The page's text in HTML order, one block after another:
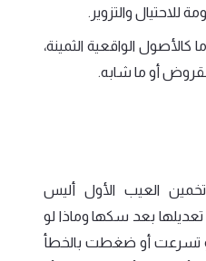
للاحتيال والتزوير.
كالأصول الواقعية الثمينة،
أو ما شابه.
العيب الأول أليس
بعد سكها وماذا لو
أو تسرعت أو ضغطت بالخطأ